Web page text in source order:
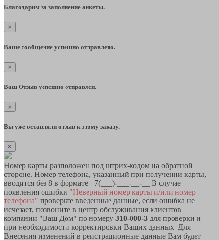
Благодарим за заполнение анкеты.
×
Ваше сообщение успешно отправлено.
×
Ваш Отзыв успешно отправлен.
×
Вы уже оставляли отзыв к этому заказу.
×
Номер карты разположен под штрих-кодом на обратной
стороне. Номер телефона, указанный при получении карты,
вводится без 8 в формате +7(___)-___-__-__ В случае
появления ошибки "Неверный номер карты и/или номер
телефона" проверьте введенные данные, если ошибка не
исчезает, позвоните в центр обслуживания клиентов
компании "Ваш Дом" по номеру 310-000-3 для проверки и
при необходимости корректировки Ваших данных. Для
Внесения изменений в реистрационные данные Вам будет